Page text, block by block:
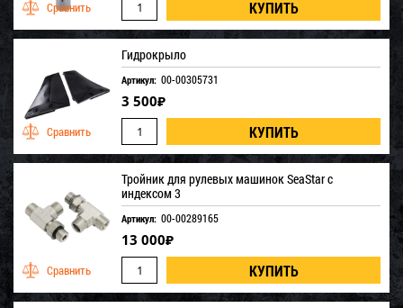
Гидрокрыло
Артикул: 00-00305731
3 500₽
Тройник для рулевых машинок SeaStar с
индексом 3
Артикул: 00-00289165
13 000₽